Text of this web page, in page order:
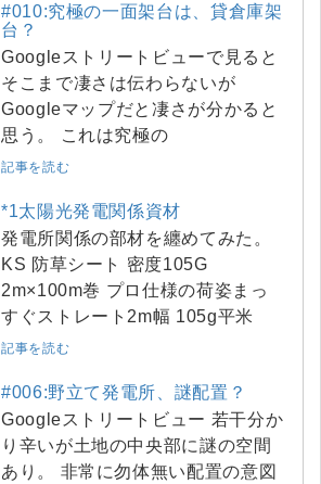
#010:究極の一面架台は、貸倉庫架
台？
Googleストリートビューで見ると
そこまで凄さは伝わらないが
Googleマップだと凄さが分かると
思う。 これは究極の
記事を読む
*1太陽光発電関係資材
発電所関係の部材を纏めてみた。
KS 防草シート 密度105G
2m×100m巻 プロ仕様の荷姿まっ
すぐストレート2m幅 105g平米
記事を読む
#006:野立て発電所、謎配置？
Googleストリートビュー 若干分か
り辛いが土地の中央部に謎の空間
あり。 非常に勿体無い配置の意図